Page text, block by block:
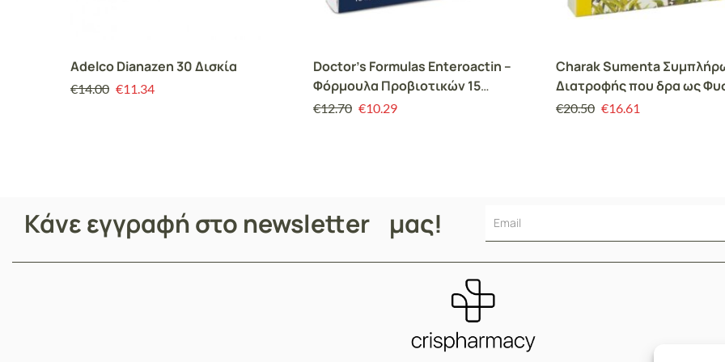
Adelco Dianazen 30 Δισκία
€14.00 €11.34
Doctor’s Formulas Enteroactin –
Φόρμουλα Προβιοτικών 15
κάψουλες
€12.70 €10.29
Charak Sumenta
Διατροφής που δρα ως
Αντικαταθλιπτικό, 40 tabs
€20.50 €16.61
Κάνε εγγραφή στο newsletter μας!